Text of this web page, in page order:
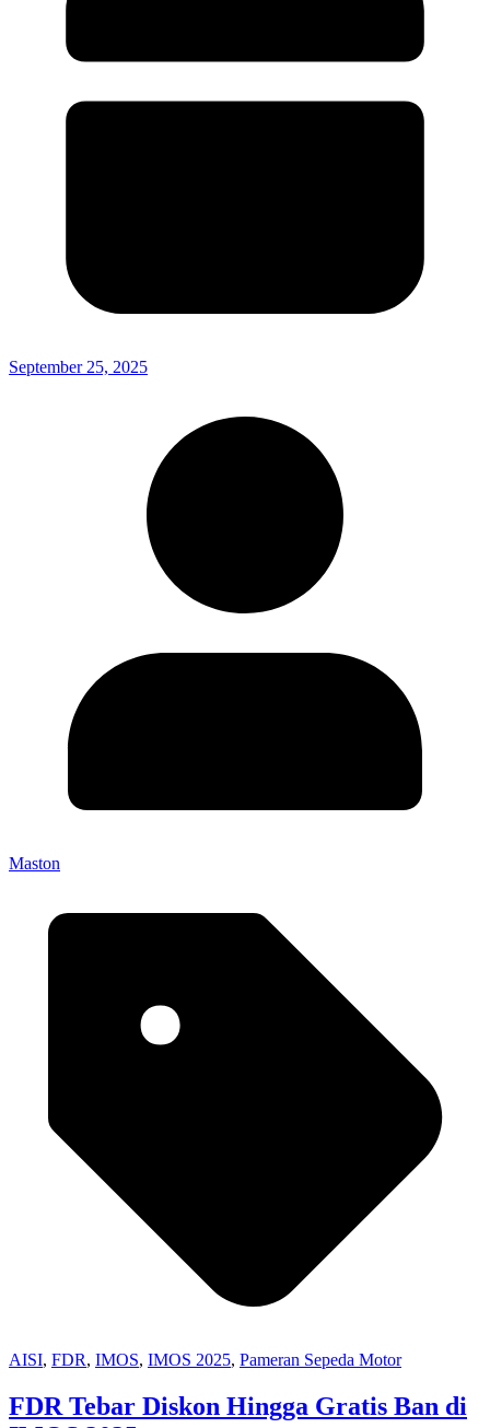
September 25, 2025
Maston
AISI, FDR, IMOS, IMOS 2025, Pameran Sepeda Motor
FDR Tebar Diskon Hingga Gratis Ban di